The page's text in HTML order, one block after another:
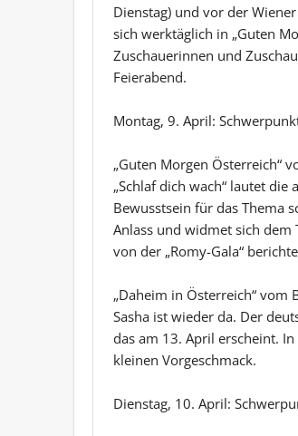
Dienstag) und vor der
sich werktäglich in „Guten
Zuschauerinnen und
Feierabend.
Montag, 9. April:
„Guten Morgen Österreich“
„Schlaf dich wach“ lautet
Bewusstsein für das Thema
Anlass und widmet sich dem
von der „Romy-Gala“
„Daheim in Österreich“ vom
Sasha ist wieder da. Der
das am 13. April erscheint.
kleinen Vorgeschmack.
Dienstag, 10. April: